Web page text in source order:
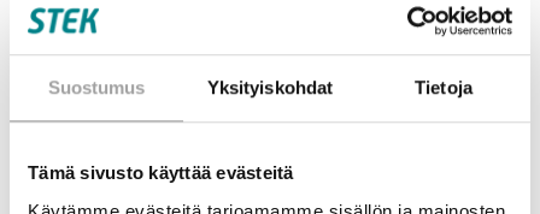
Suostumus Yksityiskohdat Tietoja
Tämä sivusto käyttää evästeitä
Tammikuussa tiivistimme alan koulutuksen haasteita koskemaan
erityisesti opettajien valmiuksia vastata alan nopeasti kasvaviin
sisältö‑, pedagogiikka‑ ja yhteistyötarpeisiin, niin ammatillisessa
opettamisen tapoihin (19.3.) ja muuttuviin siaältöihin (27.3.) Voit